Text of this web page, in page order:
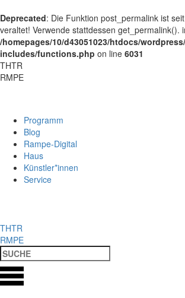
Deprecated: Die Funktion post_permalink ist
veraltet! Verwende stattdessen get_permalink().
/homepages/10/d43051023/htdocs/
includes/functions.php on line 6031
THTR
RMPE
Programm
Blog
Rampe-Digital
Haus
Künstler*innen
Service
THTR
RMPE